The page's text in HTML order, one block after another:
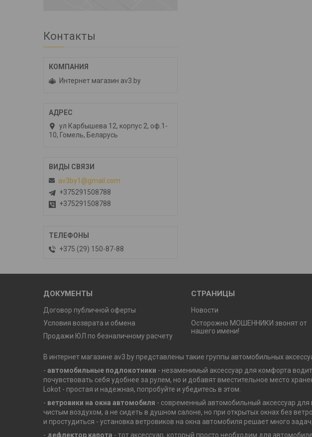
Контакты
Интернет магазин av3.by
ул Карбышева 12, корпус 2, оф.1-
10, Гомель, Беларусь
av3by1@gmail.com
+375291508788
+375291508788
+375 (29) 150-87-88
ДОКУМЕНТЫ
Договор публичной оферты
Условия возврата и обмена
Продажи ЮЛ по безналичному расчету
СТРАНИЦЫ
Новости
Осторожно МОШЕННИКИ звонят от
нашего имени!
В интернет магазине av3.by представлены такие группы автомобильных
- автомобильные подлокотники - незаменимый аксессуар для комфорта
почувствовать себя удобнее за рулем, но и добавят вместительное место
Lokot - простая и надежная, попробуйте и убедитесь в этом.
- ветровики на окна автомобиля - современный автомобильный аксессуар
чистым воздухом, а не сидеть в душном салоне, но при открытых окнах без
и простудиться - установка ветровиков на окна автомобиля решает много
- дефлектор капота - тот аксессуар, который просто необходим для